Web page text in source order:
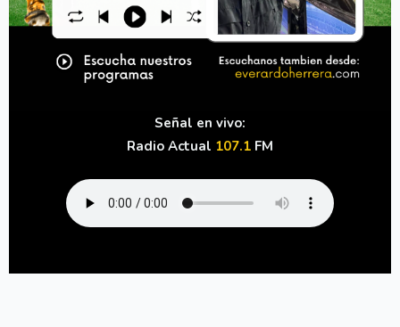
Señal en vivo:
Radio Actual 107.1 FM